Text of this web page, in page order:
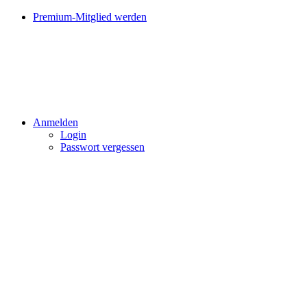
Premium-Mitglied werden
Anmelden
Login
Passwort vergessen